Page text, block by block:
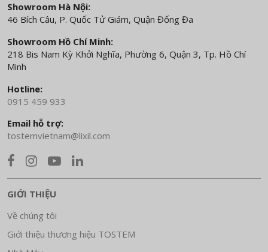
Showroom Hà Nội:
46 Bích Câu, P. Quốc Tử Giám, Quận Đống Đa
Showroom Hồ Chí Minh:
218 Bis Nam Kỳ Khởi Nghĩa, Phường 6, Quận 3, Tp. Hồ Chí
Minh
Hotline:
0915 459 933
Email hỗ trợ:
tostemvietnam@lixil.com
GIỚI THIỆU
Về chúng tôi
Giới thiệu thương hiệu TOSTEM